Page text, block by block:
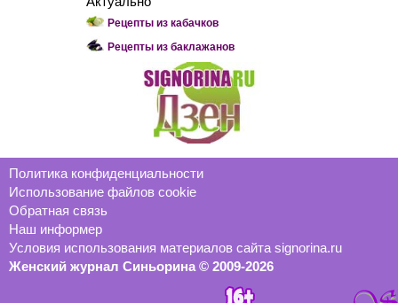
Рецепты из кабачков
Рецепты из баклажанов
Политика конфиденциальности
Использование файлов cookie
Обратная связь
Наш информер
Условия использования материалов сайта signorina.ru
Женский журнал Синьорина © 2009-2026